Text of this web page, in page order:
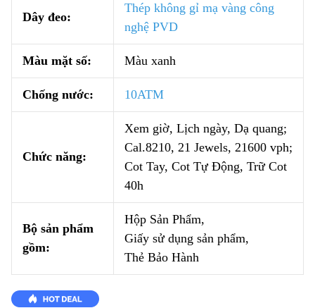
Dây đeo:
Thép không gỉ mạ vàng công
nghệ PVD
Màu mặt số: Màu xanh
Chống nước: 10ATM
Chức năng:
Xem giờ, Lịch ngày, Dạ quang;
Cal.8210, 21 Jewels, 21600 vph;
Cot Tay, Cot Tự Động, Trữ Cot
40h
Bộ sản phẩm
gồm:
Hộp Sản Phẩm,
Giấy sử dụng sản phẩm,
Thẻ Bảo Hành